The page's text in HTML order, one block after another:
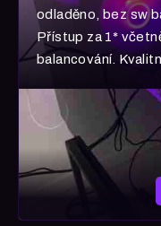
odladěno, bez sw
Přístup za 1*
balancování.